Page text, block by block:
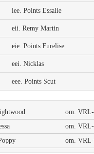
iee. Points Essalie
eii. Remy Martin
eie. Points Furelise
eei. Nicklas
eee. Points Scut
om. VRL-
om.
om.